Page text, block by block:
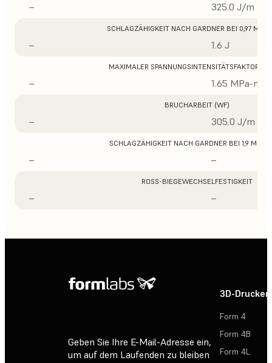
– 325.0 J/m
SCHLAGZÄHIGKEIT NACH GARDNER BEI 0,97 MM
– 1.6 J
MAXIMALER SPANNUNGSINTENSITÄTSFAKTOR
– 1.65 MPa-m1/
BRUCHARBEIT (WF)
– 305.0 J/m
SCHLAGZÄHIGKEIT NACH GARDNER BEI 1,9 MM
– –
ROSS-BIEGEWECHSELFESTIGKEIT
– –
Geben Sie Ihre E-Mail-Adresse ein,
um auf dem Laufenden zu bleiben
3D-Drucker
Form 4
Form 4B
Form 4L